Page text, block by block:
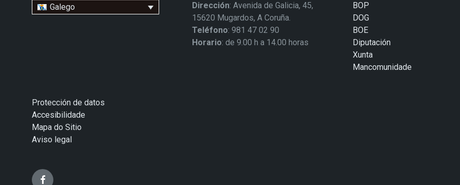
Galego Dirección: Avenida de Galicia, 45,
15620 Mugardos, A Coruña.
Teléfono: 981 47 02 90
Horario: de 9.00 h a 14.00 horas
BOP
DOG
BOE
Diputación
Xunta
Mancomunidade
Protección de datos
Accesibilidade
Mapa do Sitio
Aviso legal